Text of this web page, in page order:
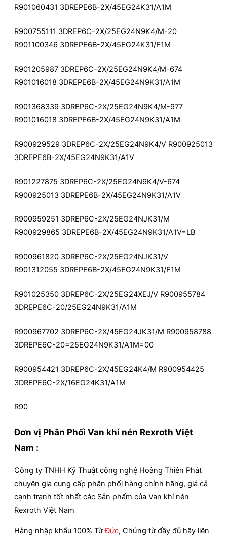
R901060431 3DREPE6B-2X/45EG24K31/A1M
R900755111 3DREP6C-2X/25EG24N9K4/M-20
R901100346 3DREPE6B-2X/45EG24K31/F1M
R901205987 3DREP6C-2X/25EG24N9K4/M-674
R901016018 3DREPE6B-2X/45EG24N9K31/A1M
R901368339 3DREP6C-2X/25EG24N9K4/M-977
R901016018 3DREPE6B-2X/45EG24N9K31/A1M
R900929529 3DREP6C-2X/25EG24N9K4/V R900925013
3DREPE6B-2X/45EG24N9K31/A1V
R901227875 3DREP6C-2X/25EG24N9K4/V-674
R900925013 3DREPE6B-2X/45EG24N9K31/A1V
R900959251 3DREP6C-2X/25EG24NJK31/M
R900929865 3DREPE6B-2X/45EG24N9K31/A1V=LB
R900961820 3DREP6C-2X/25EG24NJK31/V
R901312055 3DREPE6B-2X/45EG24N9K31/F1M
R901025350 3DREP6C-2X/25EG24XEJ/V R900955784
3DREPE6C-20/25EG24N9K31/A1M
R900967702 3DREP6C-2X/45EG24JK31/M R900958788
3DREPE6C-20=25EG24N9K31/A1M=00
R900954421 3DREP6C-2X/45EG24K4/M R900954425
3DREPE6C-2X/16EG24K31/A1M
R90
Đơn vị Phân Phối Van khí nén Rexroth Việt
Nam :
Công ty TNHH Kỹ Thuật công nghệ Hoàng Thiên Phát
chuyên gia cung cấp phân phối hàng chính hãng, giá cả
cạnh tranh tốt nhất các Sản phẩm của Van khí nén
Rexroth Việt Nam
Hàng nhập khẩu 100% TừĐức, Chứng từ đầy đủ hãy liên